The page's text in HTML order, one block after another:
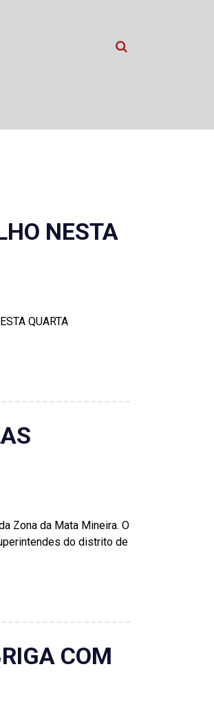
NESTA
QUARTA
Zona da Mata Mineira. O
do distrito de
COM